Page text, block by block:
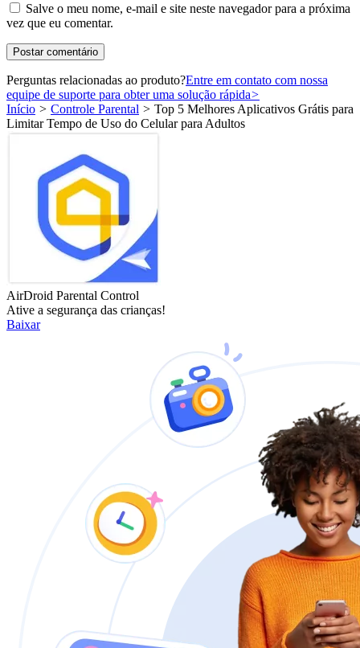
Salve o meu nome, e-mail e site neste navegador para a próxima
vez que eu comentar.
Perguntas relacionadas ao produto?Entre em contato com nossa
equipe de suporte para obter uma solução rápida>
Início > Controle Parental > Top 5 Melhores Aplicativos Grátis para
Limitar Tempo de Uso do Celular para Adultos
AirDroid Parental Control
Ative a segurança das crianças!
Baixar